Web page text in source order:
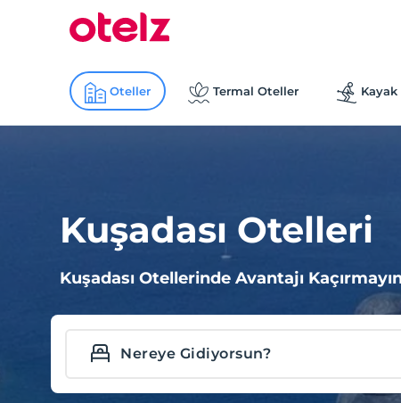
Oteller Termal Oteller
Kuşadası Otelleri
Kuşadası Otellerinde Avantajı